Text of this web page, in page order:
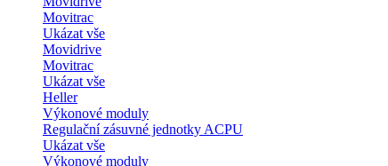
Movitrac
Ukázat vše
Movidrive
Movitrac
Ukázat vše
Heller
Výkonové moduly
Regulační zásuvné jednotky ACPU
Ukázat vše
Výkonové moduly